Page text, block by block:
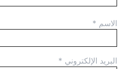
الاسم *
البريد الإلكتروني *